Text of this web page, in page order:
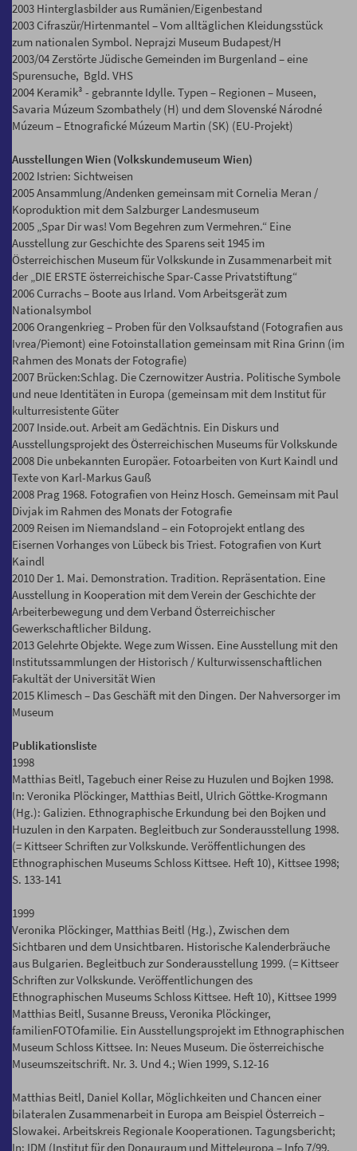
2003 Hinterglasbilder aus Rumänien/Eigenbestand
2003 Cifraszür/Hirtenmantel – Vom alltäglichen Kleidungsstück
zum nationalen Symbol. Neprajzi Museum Budapest/H
2003/04 Zerstörte Jüdische Gemeinden im Burgenland – eine
Spurensuche, Bgld. VHS
2004 Keramik³ - gebrannte Idylle. Typen – Regionen – Museen,
Savaria Múzeum Szombathely (H) und dem Slovenské Národné
Múzeum – Etnografické Múzeum Martin (SK) (EU-Projekt)
Ausstellungen Wien (Volkskundemuseum Wien)
2002 Istrien: Sichtweisen
2005 Ansammlung/Andenken gemeinsam mit Cornelia Meran /
Koproduktion mit dem Salzburger Landesmuseum
2005 „Spar Dir was! Vom Begehren zum Vermehren.“ Eine
Ausstellung zur Geschichte des Sparens seit 1945 im
Österreichischen Museum für Volkskunde in Zusammenarbeit mit
der „DIE ERSTE österreichische Spar-Casse Privatstiftung“
2006 Currachs – Boote aus Irland. Vom Arbeitsgerät zum
Nationalsymbol
2006 Orangenkrieg – Proben für den Volksaufstand (Fotografien aus
Ivrea/Piemont) eine Fotoinstallation gemeinsam mit Rina Grinn (im
Rahmen des Monats der Fotografie)
2007 Brücken:Schlag. Die Czernowitzer Austria. Politische Symbole
und neue Identitäten in Europa (gemeinsam mit dem Institut für
kulturresistente Güter
2007 Inside.out. Arbeit am Gedächtnis. Ein Diskurs und
Ausstellungsprojekt des Österreichischen Museums für Volkskunde
2008 Die unbekannten Europäer. Fotoarbeiten von Kurt Kaindl und
Texte von Karl-Markus Gauß
2008 Prag 1968. Fotografien von Heinz Hosch. Gemeinsam mit Paul
Divjak im Rahmen des Monats der Fotografie
2009 Reisen im Niemandsland – ein Fotoprojekt entlang des
Eisernen Vorhanges von Lübeck bis Triest. Fotografien von Kurt
Kaindl
2010 Der 1. Mai. Demonstration. Tradition. Repräsentation. Eine
Ausstellung in Kooperation mit dem Verein der Geschichte der
Arbeiterbewegung und dem Verband Österreichischer
Gewerkschaftlicher Bildung.
2013 Gelehrte Objekte. Wege zum Wissen. Eine Ausstellung mit den
Institutssammlungen der Historisch / Kulturwissenschaftlichen
Fakultät der Universität Wien
2015 Klimesch – Das Geschäft mit den Dingen. Der Nahversorger im
Museum
Publikationsliste
1998
Matthias Beitl, Tagebuch einer Reise zu Huzulen und Bojken 1998.
In: Veronika Plöckinger, Matthias Beitl, Ulrich Göttke-Krogmann
(Hg.): Galizien. Ethnographische Erkundung bei den Bojken und
Huzulen in den Karpaten. Begleitbuch zur Sonderausstellung 1998.
(= Kittseer Schriften zur Volkskunde. Veröffentlichungen des
Ethnographischen Museums Schloss Kittsee. Heft 10), Kittsee 1998;
S. 133-141
1999
Veronika Plöckinger, Matthias Beitl (Hg.), Zwischen dem
Sichtbaren und dem Unsichtbaren. Historische Kalenderbräuche
aus Bulgarien. Begleitbuch zur Sonderausstellung 1999. (= Kittseer
Schriften zur Volkskunde. Veröffentlichungen des
Ethnographischen Museums Schloss Kittsee. Heft 10), Kittsee 1999
Matthias Beitl, Susanne Breuss, Veronika Plöckinger,
familienFOTOfamilie. Ein Ausstellungsprojekt im Ethnographischen
Museum Schloss Kittsee. In: Neues Museum. Die österreichische
Museumszeitschrift. Nr. 3. Und 4.; Wien 1999, S.12-16
Matthias Beitl, Daniel Kollar, Möglichkeiten und Chancen einer
bilateralen Zusammenarbeit in Europa am Beispiel Österreich –
Slowakei. Arbeitskreis Regionale Kooperationen. Tagungsbericht;
In: IDM (Institut für den Donauraum und Mitteleuropa – Info 7/99.